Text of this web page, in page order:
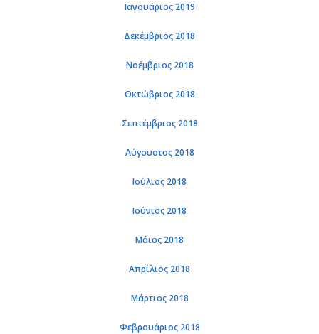
Ια­νουά­ριος 2019
Δε­κέμ­βριος 2018
Νο­έμ­βριος 2018
Οκτώ­βριος 2018
Σε­πτέμ­βριος 2018
Αύ­γου­στος 2018
Ιού­λιος 2018
Ιού­νιος 2018
Μάιος 2018
Απρί­λιος 2018
Μάρ­τιος 2018
Φε­βρουά­ριος 2018